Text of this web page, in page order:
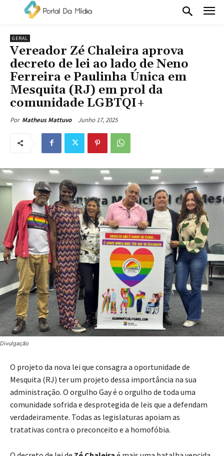
GERAL
Vereador Zé Chaleira aprova
decreto de lei ao lado de Neno
Ferreira e Paulinha Única em
Mesquita (RJ) em prol da
comunidade LGBTQI+
Por Matheus Mattuvo Junho 17, 2025
Divulgação
O projeto da nova lei que consagra a oportunidade de
Mesquita (RJ) ter um projeto dessa importância na sua
administração. O orgulho Gay é o orgulho de toda uma
comunidade sofrida e desprotegida de leis que a defendam
verdadeiramente. Todas as legislaturas apoiam as
tratativas contra o preconceito e a homofóbia.